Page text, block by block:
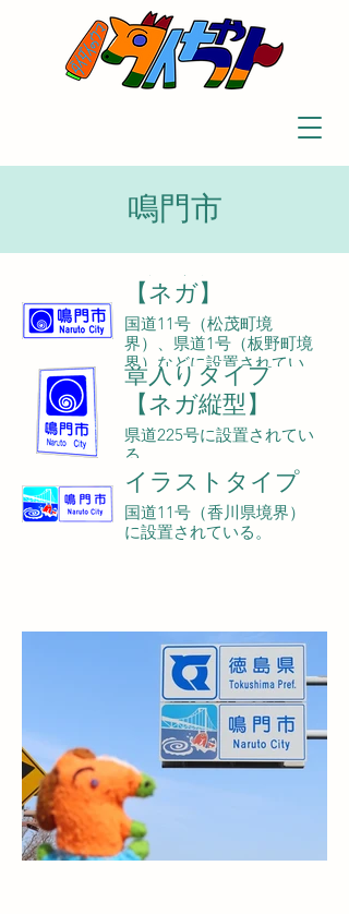
鳴門市
【ネガ】
国道11号（松茂町境
界）、県道1号（板野町境
界）などに設置されてい
る。
章入りタイプ
【ネガ縦型】
県道225号に設置されてい
る。
イラストタイプ
国道11号（香川県境界）
に設置されている。